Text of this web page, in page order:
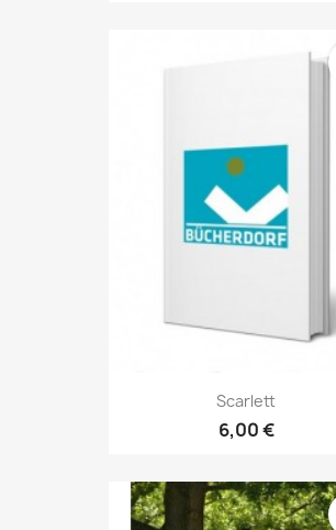
Scarlett
6,00 €